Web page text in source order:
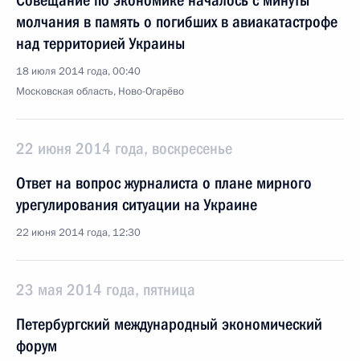
молчания в память о погибших в авиакатастрофе
над территорией Украины
18 июля 2014 года, 00:40
Московская область, Ново-Огарёво
22 июня 2014 года, воскресенье
Ответ на вопрос журналиста о плане мирного
урегулирования ситуации на Украине
22 июня 2014 года, 12:30
23 мая 2014 года, пятница
Петербургский международный экономический
форум